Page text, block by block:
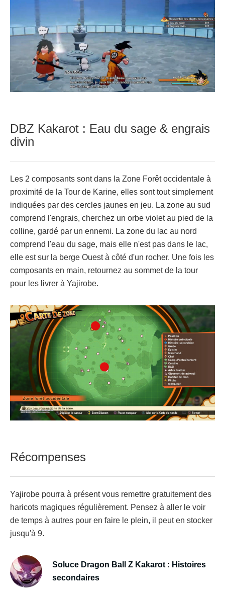
DBZ Kakarot : Eau du sage & engrais
divin
Les 2 composants sont dans la Zone Forêt occidentale à
proximité de la Tour de Karine, elles sont tout simplement
indiquées par des cercles jaunes en jeu. La zone au sud
comprend l'engrais, cherchez un orbe violet au pied de la
colline, gardé par un ennemi. La zone du lac au nord
comprend l'eau du sage, mais elle n'est pas dans le lac,
elle est sur la berge Ouest à côté d'un rocher. Une fois les
composants en main, retournez au sommet de la tour
pour les livrer à Yajirobe.
Récompenses
Yajirobe pourra à présent vous remettre gratuitement des
haricots magiques régulièrement. Pensez à aller le voir
de temps à autres pour en faire le plein, il peut en stocker
jusqu'à 9.
Soluce Dragon Ball Z Kakarot : Histoires
secondaires